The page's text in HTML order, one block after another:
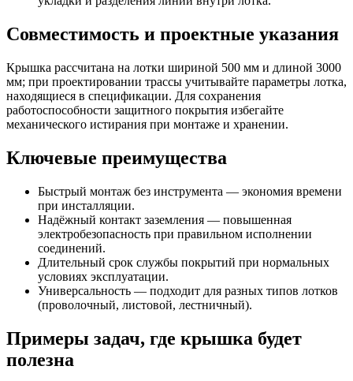
Совместимость и проектные указания
Крышка рассчитана на лотки шириной 500 мм и длиной 3000
мм; при проектировании трассы учитывайте параметры лотка,
находящиеся в спецификации. Для сохранения
работоспособности защитного покрытия избегайте
механического истирания при монтаже и хранении.
Ключевые преимущества
Быстрый монтаж без инструмента — экономия времени
при инсталляции.
Надёжный контакт заземления — повышенная
электробезопасность при правильном исполнении
соединений.
Длительный срок службы покрытий при нормальных
условиях эксплуатации.
Универсальность — подходит для разных типов лотков
(проволочный, листовой, лестничный).
Примеры задач, где крышка будет
полезна